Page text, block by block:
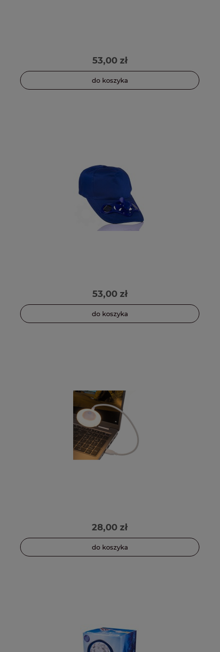
53,00 zł
do koszyka
53,00 zł
do koszyka
28,00 zł
do koszyka